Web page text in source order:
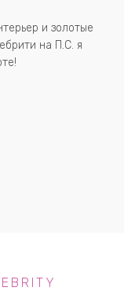
и золотые
на П.С. я